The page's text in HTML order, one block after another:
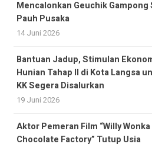
Mencalonkan Geuchik Gampong
Pauh Pusaka
14 Juni 2026
Bantuan Jadup, Stimulan
Hunian Tahap II di Kota Langsa
KK Segera Disalurkan
19 Juni 2026
Aktor Pemeran Film “Willy
Chocolate Factory” Tutup Usia